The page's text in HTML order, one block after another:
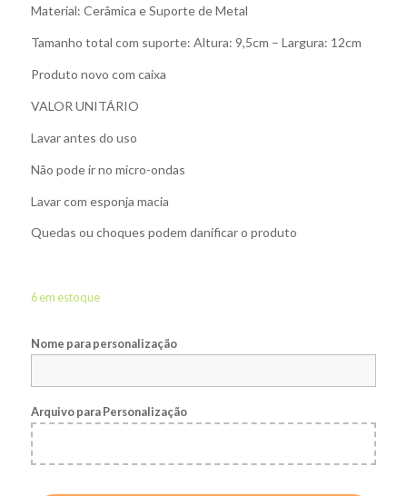
Material: Cerâmica e Suporte de Metal
Tamanho total com suporte: Altura: 9,5cm – Largura: 12cm
Produto novo com caixa
VALOR UNITÁRIO
Lavar antes do uso
Não pode ir no micro-ondas
Lavar com esponja macia
Quedas ou choques podem danificar o produto
6 em estoque
Nome para personalização
Arquivo para Personalização